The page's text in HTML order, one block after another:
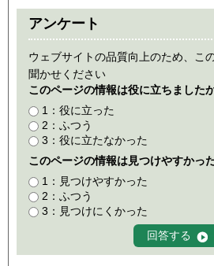
アンケート
ウェブサイトの品質向上のため、こ
聞かせください
このページの情報は役に立ちました
1：役に立った
2：ふつう
3：役に立たなかった
このページの情報は見つけやすかっ
1：見つけやすかった
2：ふつう
3：見つけにくかった